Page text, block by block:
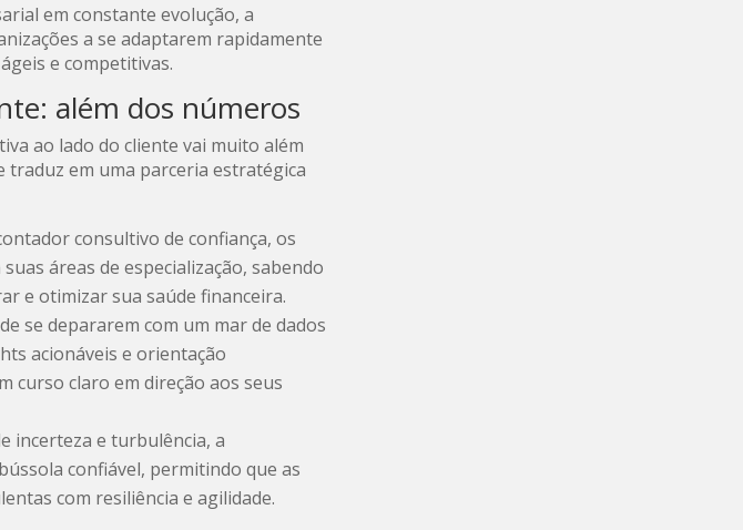
em constante evolução, a
a se adaptarem rapidamente
e competitivas.
além dos números
ao lado do cliente vai muito além
traduz em uma parceria estratégica
consultivo de confiança, os
áreas de especialização, sabendo
e otimizar sua saúde financeira.
se depararem com um mar de dados
acionáveis e orientação
curso claro em direção aos seus
incerteza e turbulência, a
confiável, permitindo que as
com resiliência e agilidade.